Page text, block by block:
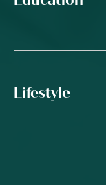
Lifestyle